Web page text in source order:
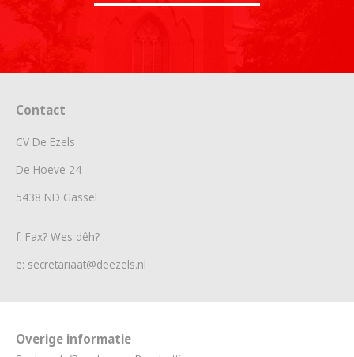
Contact
CV De Ezels
De Hoeve 24
5438 ND Gassel
f: Fax? Wes dêh?
e: secretariaat@deezels.nl
Overige informatie